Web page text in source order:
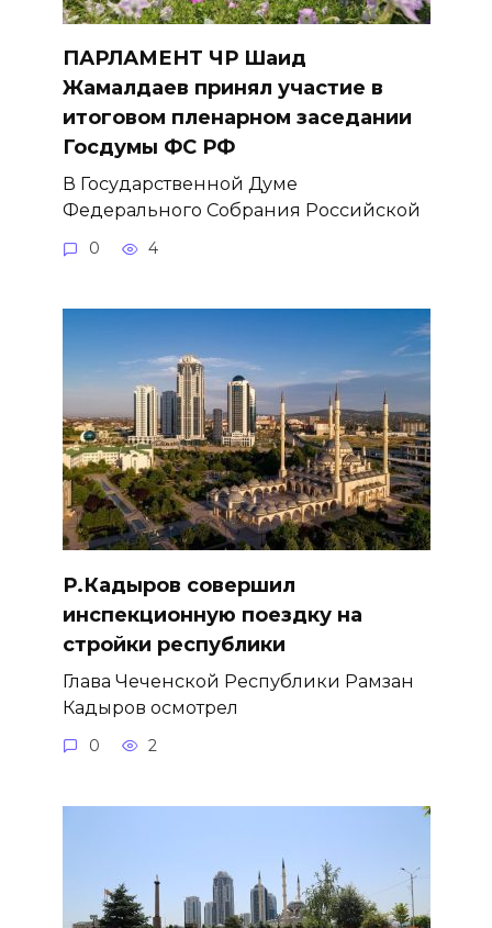
ПАРЛАМЕНТ ЧР Шаид
Жамалдаев принял участие в
итоговом пленарном заседании
Госдумы ФС РФ
В Государственной Думе
Федерального Собрания Российской
0 4
Р.Кадыров совершил
инспекционную поездку на
стройки республики
Глава Чеченской Республики Рамзан
Кадыров осмотрел
0 2